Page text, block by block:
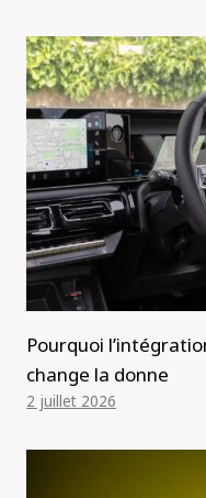
Pourquoi
change la donne
2 juillet 2026